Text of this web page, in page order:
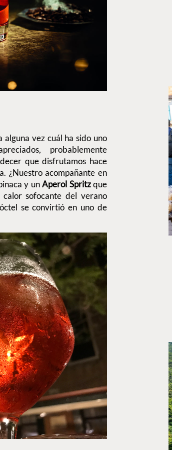
alguna vez cuál ha sido uno
probablemente
que disfrutamos hace
¿Nuestro acompañante en
y unAperol Spritzque
sofocante del verano
se convirtió en uno de